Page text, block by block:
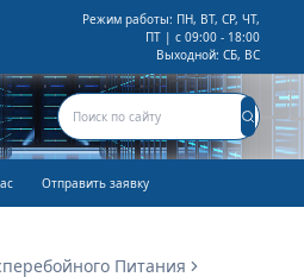
Режим работы: ПН, ВТ, СР, ЧТ,
ПТ | с 09:00 - 18:00
Выходной: СБ, ВС
Отправить заявку
Питания